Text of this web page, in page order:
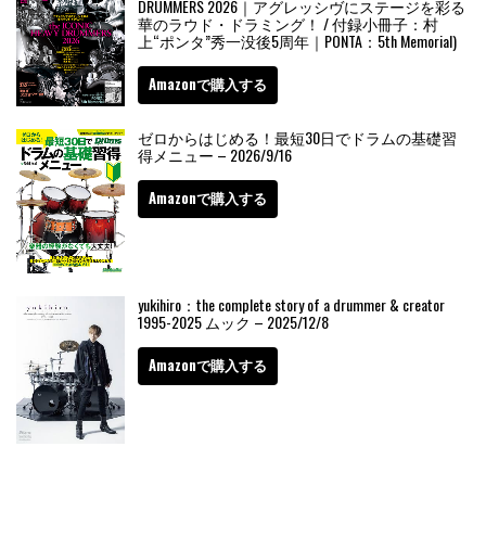
DRUMMERS 2026｜アグレッシヴにステージを彩る
華のラウド・ドラミング！ / 付録小冊子：村
上“ポンタ”秀一没後5周年｜PONTA：5th Memorial)
Amazonで購入する
ゼロからはじめる！最短30日でドラムの基礎習
得メニュー – 2026/9/16
Amazonで購入する
yukihiro：the complete story of a drummer & creator
1995-2025 ムック – 2025/12/8
Amazonで購入する